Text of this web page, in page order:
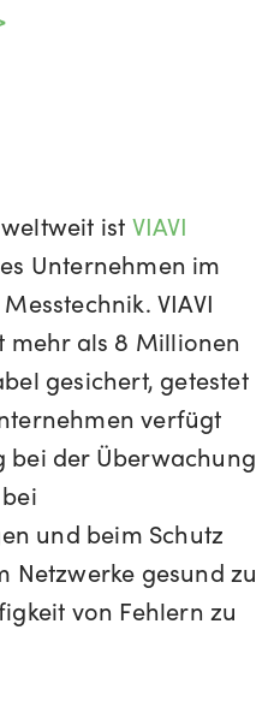
ist VIAVI
Unternehmen im
VIAVI
mehr als 8 Millionen
gesichert, getestet
verfügt
der Überwachung
und beim Schutz
Netzwerke gesund zu
von Fehlern zu